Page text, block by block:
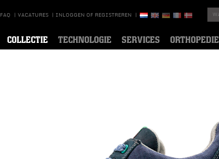
FAQ | VACATURES | INLOGGEN OF REGISTREREN |
COLLECTIE TECHNOLOGIE SERVICES ORTHOPEDIE